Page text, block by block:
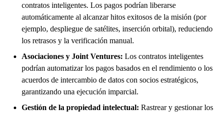
contratos inteligentes. Los pagos podrían liberarse
automáticamente al alcanzar hitos exitosos de la misión (por
ejemplo, despliegue de satélites, inserción orbital), reduciendo
los retrasos y la verificación manual.
Asociaciones y Joint Ventures: Los contratos inteligentes
podrían automatizar los pagos basados en el rendimiento o los
acuerdos de intercambio de datos con socios estratégicos,
garantizando una ejecución imparcial.
Gestión de la propiedad intelectual: Rastrear y gestionar los